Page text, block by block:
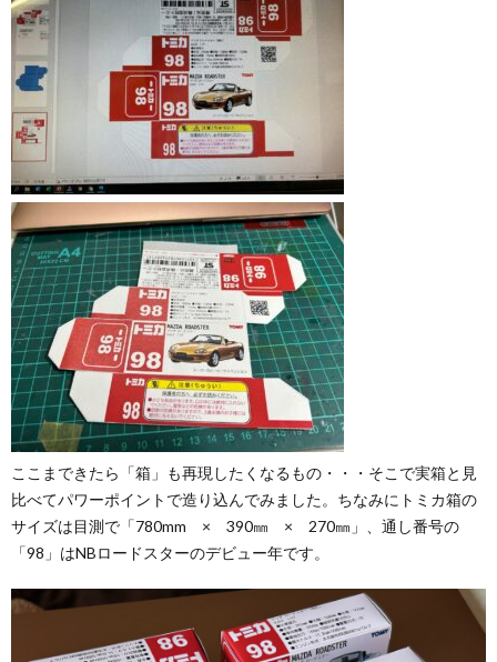
ここまできたら「箱」も再現したくなるもの・・・そこで実箱と見
比べてパワーポイントで造り込んでみました。ちなみにトミカ箱の
サイズは目測で「780mm × 390㎜ × 270㎜」、通し番号の
「98」はNBロードスターのデビュー年です。